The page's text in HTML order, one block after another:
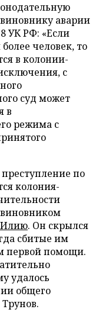
аварии
УК РФ: «Если
человек, то
в колонии-
с
суд может
в
режима с
по
колония-
Илию. Он скрылся
сбитые им
первой помощи.
удалось
общего